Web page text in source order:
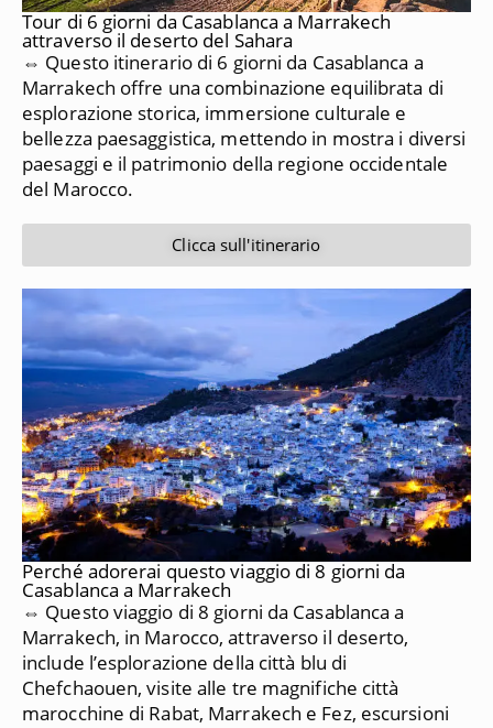
Tour di 6 giorni da Casablanca a Marrakech
attraverso il deserto del Sahara
⇔ Questo itinerario di 6 giorni da Casablanca a
Marrakech offre una combinazione equilibrata di
esplorazione storica, immersione culturale e
bellezza paesaggistica, mettendo in mostra i diversi
paesaggi e il patrimonio della regione occidentale
del Marocco.
Clicca sull'itinerario
Perché adorerai questo viaggio di 8 giorni da
Casablanca a Marrakech
⇔ Questo viaggio di 8 giorni da Casablanca a
Marrakech, in Marocco, attraverso il deserto,
include l’esplorazione della città blu di
Chefchaouen, visite alle tre magnifiche città
marocchine di Rabat, Marrakech e Fez, escursioni